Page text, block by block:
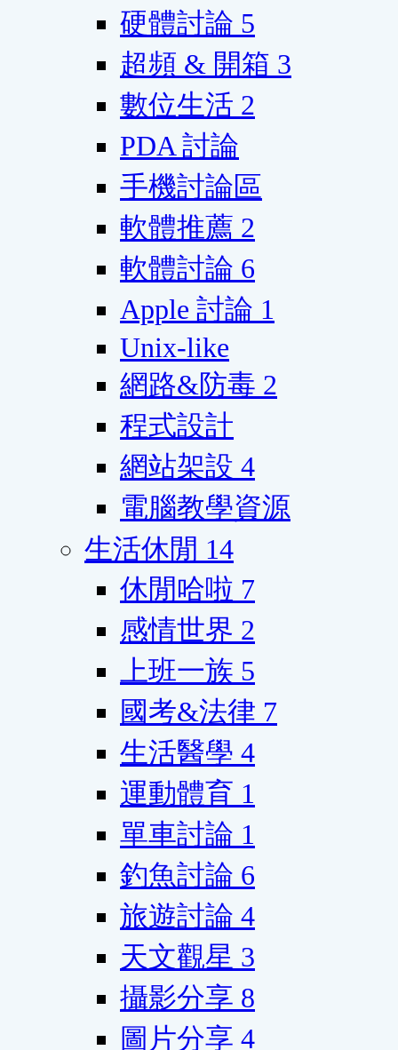
硬體討論 5
超頻 & 開箱 3
數位生活 2
PDA 討論
手機討論區
軟體推薦 2
軟體討論 6
Apple 討論 1
Unix-like
網路&防毒 2
程式設計
網站架設 4
電腦教學資源
生活休閒 14
休閒哈啦 7
感情世界 2
上班一族 5
國考&法律 7
生活醫學 4
運動體育 1
單車討論 1
釣魚討論 6
旅遊討論 4
天文觀星 3
攝影分享 8
圖片分享 4